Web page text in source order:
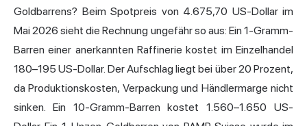
Goldbarrens? Beim Spotpreis von 4.675,70 US-Dollar im
Mai 2026 sieht die Rechnung ungefähr so aus: Ein 1-Gramm-
Barren einer anerkannten Raffinerie kostet im Einzelhandel
180–195 US-Dollar. Der Aufschlag liegt bei über 20 Prozent,
da Produktionskosten, Verpackung und Händlermarge nicht
sinken. Ein 10-Gramm-Barren kostet 1.560–1.650 US-